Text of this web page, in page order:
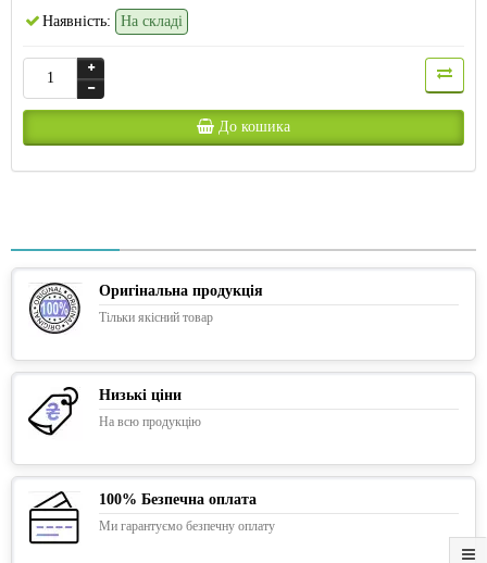
Наявність: На складі
До кошика
Оригінальна продукція
Тільки якісний товар
Низькі ціни
На всю продукцію
100% Безпечна оплата
Ми гарантуємо безпечну оплату